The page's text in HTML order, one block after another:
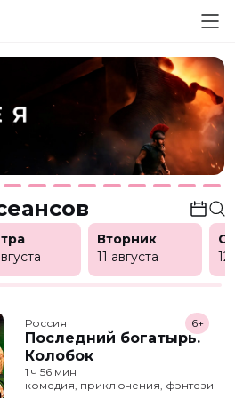
Вторник
11 августа
12
Россия
Последний богатырь.
Колобок
6+
1 ч 56 мин
комедия, приключения, фэнтези